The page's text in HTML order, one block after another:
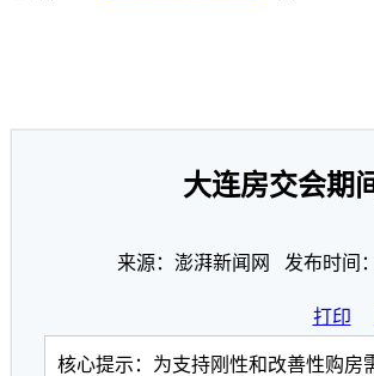
大连房交会期
来源：澎湃新闻网 发布时间
打印
核心提示：为支持刚性和改善性购房